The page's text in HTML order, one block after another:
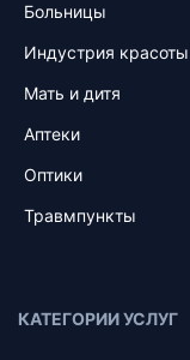
Больницы
Индустрия красоты
Мать и дитя
Аптеки
Оптики
Травмпункты
КАТЕГОРИИ УСЛУГ